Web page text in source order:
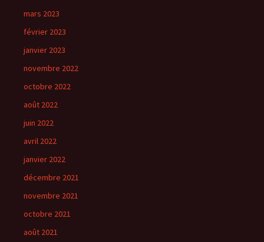
mars 2023
février 2023
janvier 2023
novembre 2022
octobre 2022
août 2022
juin 2022
avril 2022
janvier 2022
décembre 2021
novembre 2021
octobre 2021
août 2021